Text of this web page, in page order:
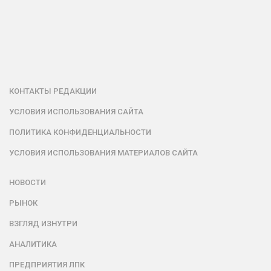
КОНТАКТЫ РЕДАКЦИИ
УСЛОВИЯ ИСПОЛЬЗОВАНИЯ САЙТА
ПОЛИТИКА КОНФИДЕНЦИАЛЬНОСТИ
УСЛОВИЯ ИСПОЛЬЗОВАНИЯ МАТЕРИАЛОВ САЙТА
НОВОСТИ
РЫНОК
ВЗГЛЯД ИЗНУТРИ
АНАЛИТИКА
ПРЕДПРИЯТИЯ ЛПК